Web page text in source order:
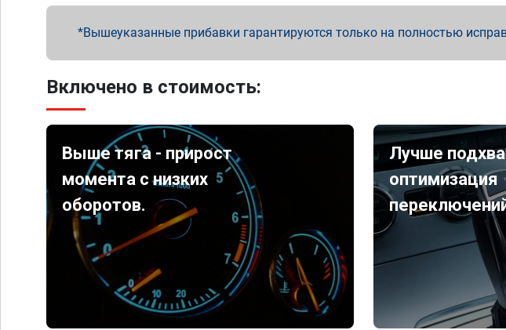
Вышеуказанные прибавки гарантируются только на полностью
Включено в стоимость:
Выше тяга - прирост
момента с низких
оборотов.
Лучше
оптимизация